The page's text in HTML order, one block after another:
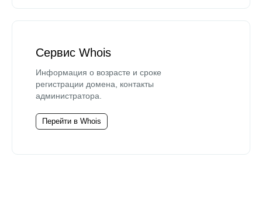
Сервис Whois
Информация о возрасте и сроке
регистрации домена, контакты
администратора.
Перейти в Whois